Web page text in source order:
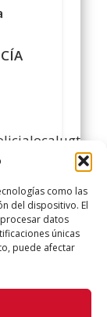
como las
del dispositivo. El
datos
únicas
puede afectar
friends!